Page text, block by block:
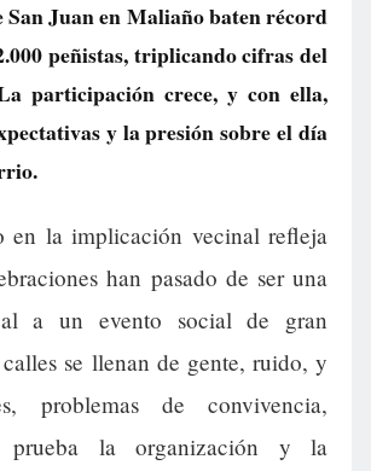
San Juan en Maliaño baten récord
peñistas, triplicando cifras del
participación crece, y con ella,
y la presión sobre el día
en la implicación vecinal refleja
han pasado de ser una
a un evento social de gran
se llenan de gente, ruido, y
problemas de convivencia,
prueba la organización y la